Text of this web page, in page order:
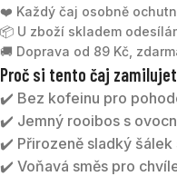
❤️ Každý čaj osobně
📦 U zboží skladem
🚚 Doprava od 89 Kč,
Proč si tento čaj
✔️ Bez kofeinu pro
✔️ Jemný rooibos s
✔️ Přirozeně sladký šálek
✔️ Voňavá směs pro